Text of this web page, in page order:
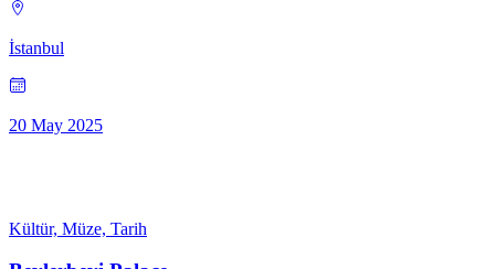
İstanbul
20 May 2025
Kültür, Müze, Tarih